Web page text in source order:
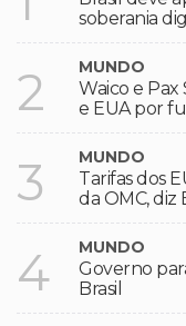
soberania
2 MUNDO
Waico e
e EUA por
3 MUNDO
Tarifas dos
da OMC, diz
4 MUNDO
Governo
Brasil